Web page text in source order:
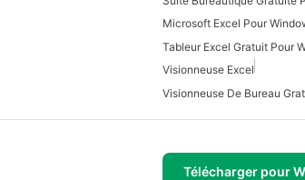
Microsoft Excel Pour
Tableur Excel Gratuit Pour
Visionneuse Excel
Télécharger pour